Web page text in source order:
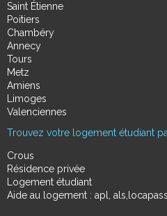
Saint Étienne
Poitiers
Chambéry
Annecy
Tours
Metz
Amiens
Limoges
Valenciennes
Trouvez votre logement étudiant
Crous
Résidence privée
Logement étudiant
Aide au logement : apl,